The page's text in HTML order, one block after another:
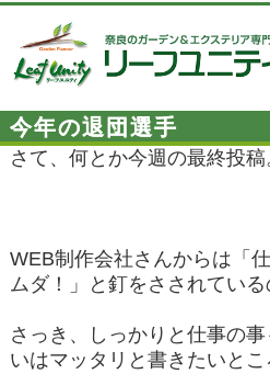
今年の退団選手
さて、何とか今週の最終投稿
WEB制作会社さんからは「
ムダ！」と釘をさされてい
さっき、しっかりと仕事の
いはマッタリと書きたいとこ